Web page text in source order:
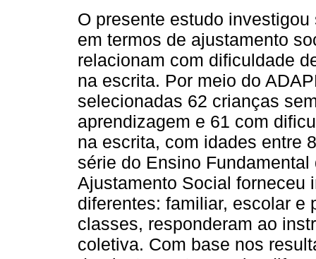
O presente estudo
em termos de ajustamento
relacionam com dificuldade
na escrita. Por meio do
selecionadas 62 crianças
aprendizagem e 61 com
na escrita, com idades entre
série do Ensino
Ajustamento Social forneceu
diferentes: familiar, escolar e
classes, responderam ao
coletiva. Com base nos